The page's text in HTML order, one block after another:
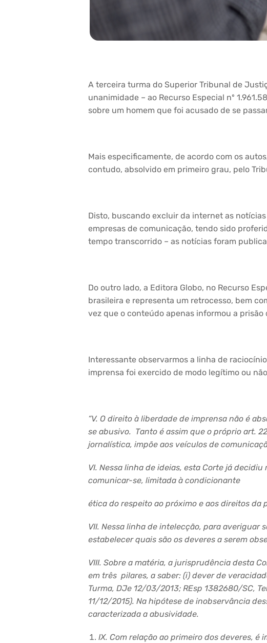
A terceira turma do Superior Tribunal de
unanimidade – ao Recurso Especial nº
sobre um homem que foi acusado de se
Mais especificamente, de acordo com os
contudo, absolvido em primeiro grau, pelo
Disto, buscando excluir da internet as
empresas de comunicação, tendo sido
tempo transcorrido – as notícias foram
Do outro lado, a Editora Globo, no Recurso
brasileira e representa um retrocesso, bem
vez que o conteúdo apenas informou a
Interessante observarmos a linha de
imprensa foi exercido de modo legítimo ou
“V. O direito à liberdade de imprensa não é
se abusivo. Tanto é assim que o próprio art.
jornalística, impõe aos veículos de
VI. Nessa linha de ideias, esta Corte já
comunicar-se, limitada à condicionante
ética do respeito ao próximo e aos direitos da
VII. Nessa linha de intelecção, para
estabelecer quais são os deveres a serem
VIII. Sobre a matéria, a jurisprudência desta
em três pilares, a saber: (i) dever de
Turma, DJe 12/03/2013; REsp 1382680/SC,
11/12/2015). Na hipótese de inobservância
caracterizada a abusividade.
IX. Com relação ao primeiro dos deveres,